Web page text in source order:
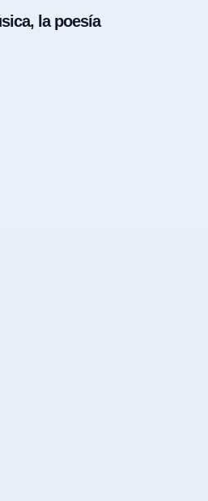
la poesía